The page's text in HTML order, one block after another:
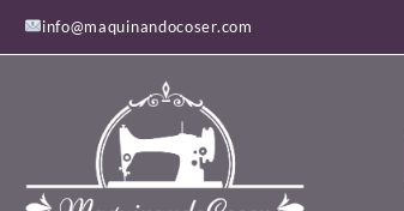
contenido
info@maquinandocoser.com